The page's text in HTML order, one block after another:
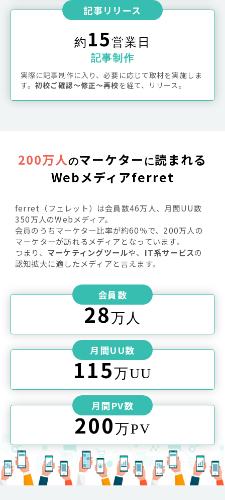
約 15営業日
記事制作
実際に記事制作に入り、必要に応じて取材を実施しま
す。初校ご確認〜修正〜再校を経て、リリース。
記事リリース
200万人のマーケター に読まれる
Webメディアferret
ferret（フェレット）は会員数46万人、月間UU数
350万人のWebメディア。
会員のうちマーケター比率が約60％で、200万人の
マーケターが訪れるメディアとなっています。
つまり、 マーケティングツールや、 IT系サービスの
認知拡大に適したメディアと言えます。
会員数
28万人
115万UU
月間UU数
200万PV
月間PV数